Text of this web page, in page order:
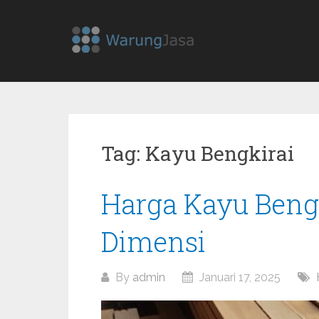
Tag: Kayu Bengkirai
Harga Kayu
Dimensi
By admin Januari 17, 2025
Posts
navigation